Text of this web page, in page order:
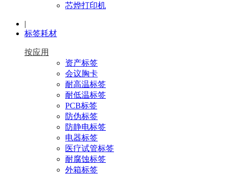
芯烨打印机
|
标签耗材
按应用
资产标签
会议胸卡
耐高温标签
耐低温标签
PCB标签
防伪标签
防静电标签
电器标签
医疗试管标签
耐腐蚀标签
外箱标签